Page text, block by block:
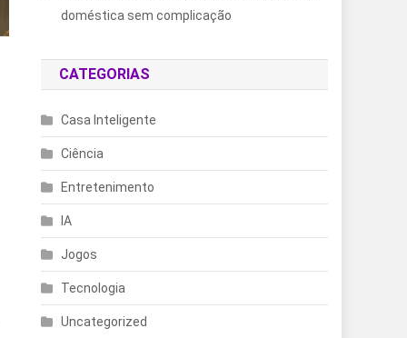
doméstica sem complicação
CATEGORIAS
Casa Inteligente
Ciência
Entretenimento
IA
Jogos
Tecnologia
Uncategorized